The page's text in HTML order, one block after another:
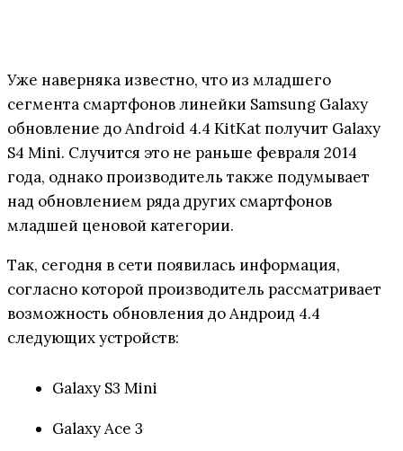
Уже наверняка известно, что из младшего
сегмента смартфонов линейки Samsung Galaxy
обновление до Android 4.4 KitKat получит Galaxy
S4 Mini. Случится это не раньше февраля 2014
года, однако производитель также подумывает
над обновлением ряда других смартфонов
младшей ценовой категории.
Так, сегодня в сети появилась информация,
согласно которой производитель рассматривает
возможность обновления до Андроид 4.4
следующих устройств:
Galaxy S3 Mini
Galaxy Ace 3